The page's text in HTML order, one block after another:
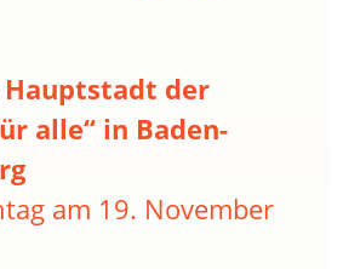
der
alle“ in Baden-
am 19. November